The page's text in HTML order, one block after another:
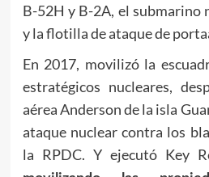
B-52H y B-2A, el submarino
y la flotilla de ataque de
En 2017, movilizó la
estratégicos nucleares,
aérea Anderson de la isla
ataque nuclear contra los
la RPDC. Y ejecutó Key